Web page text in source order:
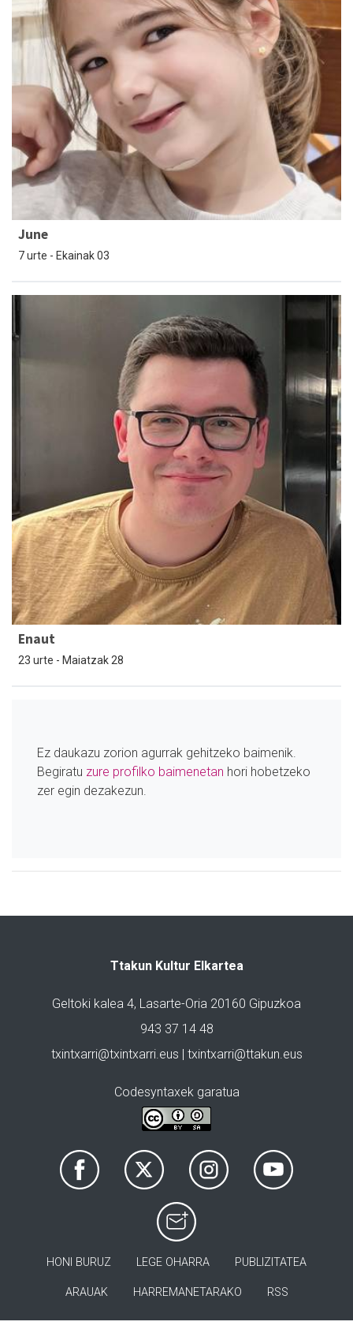
June
7 urte - Ekainak 03
Enaut
23 urte - Maiatzak 28
Ez daukazu zorion agurrak gehitzeko baimenik.
Begiratu zure profilko baimenetan hori hobetzeko
zer egin dezakezun.
Ttakun Kultur Elkartea
Geltoki kalea 4, Lasarte-Oria 20160 Gipuzkoa
943 37 14 48
txintxarri@txintxarri.eus | txintxarri@ttakun.eus
Codesyntaxek garatua
HONI BURUZ LEGE OHARRA PUBLIZITATEA
ARAUAK HARREMANETARAKO RSS